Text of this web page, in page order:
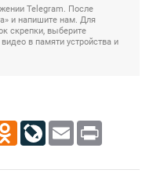
Telegram. После
и напишите нам. Для
скрепки, выберите
в памяти устройства и
Odnoklassniki
LiveJournal
Email Print